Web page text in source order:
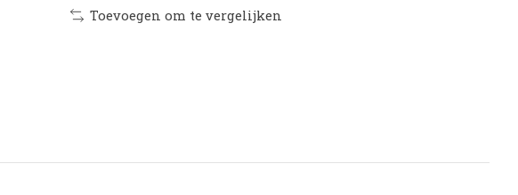
Toevoegen om te vergelijken